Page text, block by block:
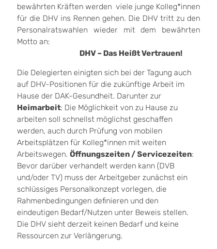
bewährten Kräften werden viele junge Kolleg*innen
für die DHV ins Rennen gehen. Die DHV tritt zu den
Personalratswahlen wieder mit dem bewährten
Motto an:
DHV – Das Heißt Vertrauen!
Die Delegierten einigten sich bei der Tagung auch
auf DHV-Positionen für die zukünftige Arbeit im
Hause der DAK-Gesundheit. Darunter zur
Heimarbeit: Die Möglichkeit von zu Hause zu
arbeiten soll schnellst möglichst geschaffen
werden, auch durch Prüfung von mobilen
Arbeitsplätzen für Kolleg*innen mit weiten
Arbeitswegen. Öffnungszeiten / Servicezeiten:
Bevor darüber verhandelt werden kann (DVB
und/oder TV) muss der Arbeitgeber zunächst ein
schlüssiges Personalkonzept vorlegen, die
Rahmenbedingungen definieren und den
eindeutigen Bedarf/Nutzen unter Beweis stellen.
Die DHV sieht derzeit keinen Bedarf und keine
Ressourcen zur Verlängerung.